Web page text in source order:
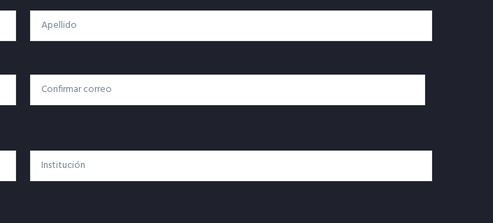
Apellido
Confirmar Correo
Institución